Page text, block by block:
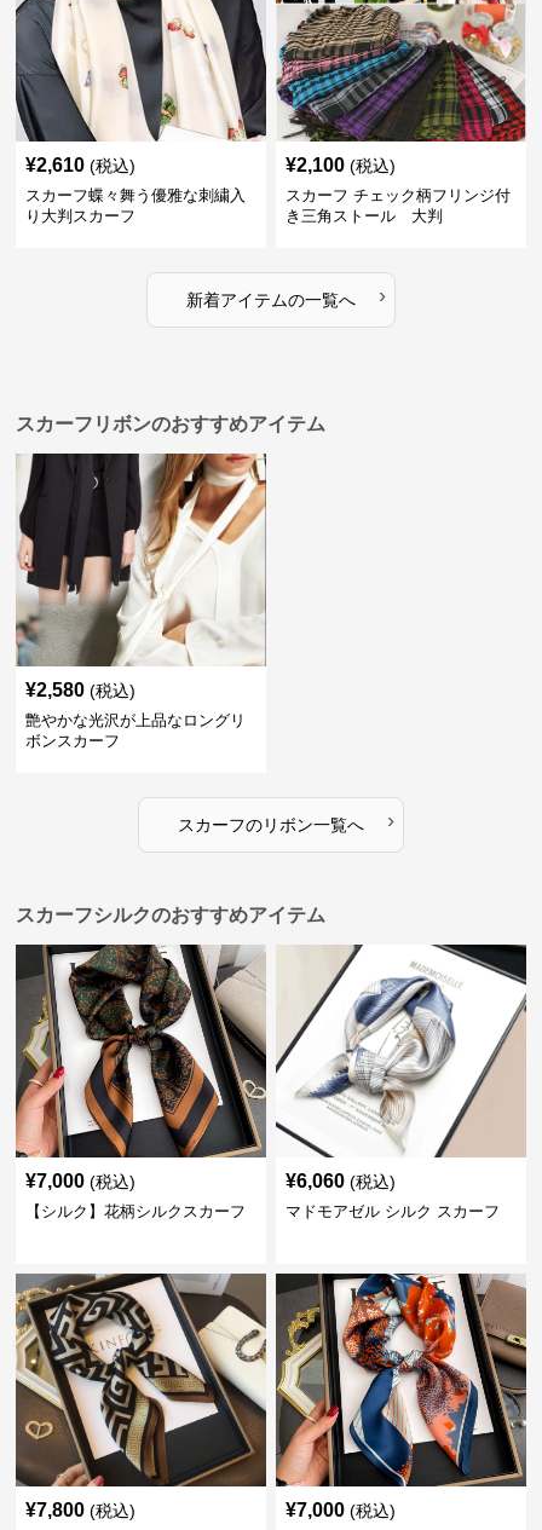
¥2,610 (税込)
スカーフ蝶々舞う優雅な刺繍入
り大判スカーフ
¥2,100 (税込)
スカーフ チェック柄フリンジ付
き三角ストール 大判
新着アイテムの一覧へ ›
スカーフリボンのおすすめアイテム
¥2,580 (税込)
艶やかな光沢が上品なロングリ
ボンスカーフ
スカーフのリボン一覧へ ›
スカーフシルクのおすすめアイテム
¥7,000 (税込)
【シルク】花柄シルクスカーフ
¥6,060 (税込)
マドモアゼル シルク スカーフ
¥7,800 (税込) ¥7,000 (税込)